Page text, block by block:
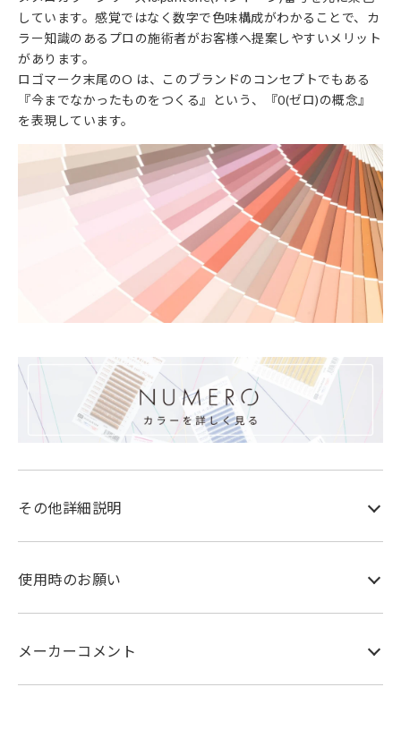
しています。感覚ではなく数字で色味構成がわかることで、カ
ラー知識のあるプロの施術者がお客様へ提案しやすいメリット
があります。
ロゴマーク末尾のO は、このブランドのコンセプトでもある
『今までなかったものをつくる』という、『0(ゼロ)の概念』
を表現しています。
その他詳細説明
使用時のお願い
メーカーコメント